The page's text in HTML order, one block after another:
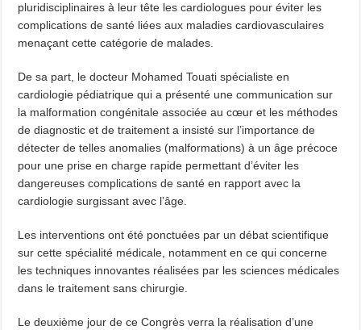
pluridisciplinaires à leur tête les cardiologues pour éviter les
complications de santé liées aux maladies cardiovasculaires
menaçant cette catégorie de malades.
De sa part, le docteur Mohamed Touati spécialiste en
cardiologie pédiatrique qui a présenté une communication sur
la malformation congénitale associée au cœur et les méthodes
de diagnostic et de traitement a insisté sur l’importance de
détecter de telles anomalies (malformations) à un âge précoce
pour une prise en charge rapide permettant d’éviter les
dangereuses complications de santé en rapport avec la
cardiologie surgissant avec l’âge.
Les interventions ont été ponctuées par un débat scientifique
sur cette spécialité médicale, notamment en ce qui concerne
les techniques innovantes réalisées par les sciences médicales
dans le traitement sans chirurgie.
Le deuxième jour de ce Congrès verra la réalisation d’une